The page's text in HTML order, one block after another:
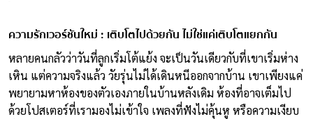
ความรักเวอร์ชันใหม่ : เติบโตไปด้วยกัน ไม่ใช่แค่เติบโตแยกกัน
หลายคนกลัวว่าวันที่ลูกเริ่มโต้แย้ง จะเป็นวันเดียวกับที่เขาเริ่มห่าง
เหิน แต่ความจริงแล้ว วัยรุ่นไม่ได้เดินหนีออกจากบ้าน เขาเพียงแค่
พยายามหาห้องของตัวเองภายในบ้านหลังเดิม ห้องที่อาจเต็มไป
ด้วยโปสเตอร์ที่เรามองไม่เข้าใจ เพลงที่ฟังไม่คุ้นหู หรือความเงียบ